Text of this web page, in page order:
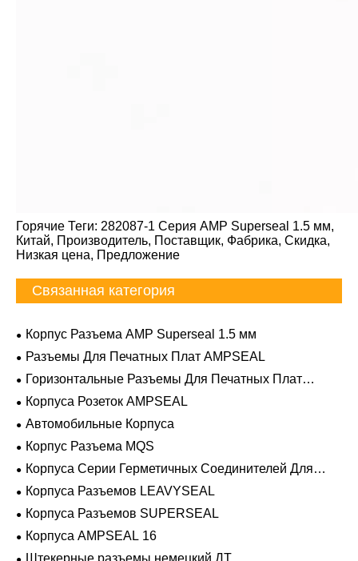
Горячие Теги: 282087-1 Серия AMP Superseal 1.5 мм,
Китай, Производитель, Поставщик, Фабрика, Скидка,
Низкая цена, Предложение
Связанная категория
Корпус Разъема AMP Superseal 1.5 мм
Разъемы Для Печатных Плат AMPSEAL
Горизонтальные Разъемы Для Печатных Плат
AMPSEAL
Корпуса Розеток AMPSEAL
Автомобильные Корпуса
Корпус Разъема MQS
Корпуса Серии Герметичных Соединителей Для
Тяжелых Условий Эксплуатации
Корпуса Разъемов LEAVYSEAL
Корпуса Разъемов SUPERSEAL
Корпуса AMPSEAL 16
Штекерные разъемы немецкий ДТ